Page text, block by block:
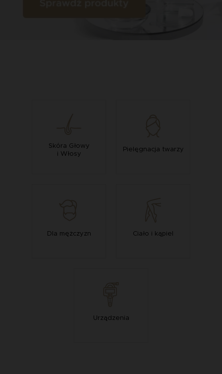
Skóra Głowy
i Włosy
Pielęgnacja twarzy
Dla mężczyzn Ciało i kąpiel
Urządzenia